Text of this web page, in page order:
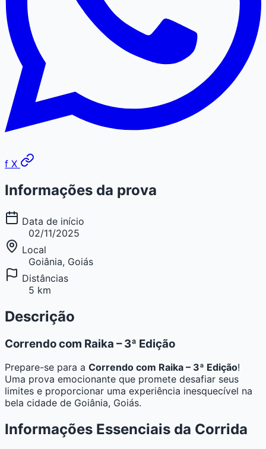
f X
Informações da prova
Data de início
02/11/2025
Local
Goiânia, Goiás
Distâncias
5 km
Descrição
Correndo com Raika – 3ª Edição
Prepare-se para a Correndo com Raika – 3ª Edição!
Uma prova emocionante que promete desafiar seus
limites e proporcionar uma experiência inesquecível na
bela cidade de Goiânia, Goiás.
Informações Essenciais da Corrida